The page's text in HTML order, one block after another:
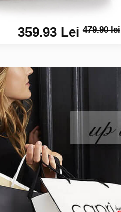
359.93 Lei479.90 lei